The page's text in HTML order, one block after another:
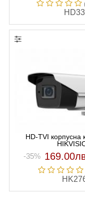
HD33
HD-TVI корпусна
-35%